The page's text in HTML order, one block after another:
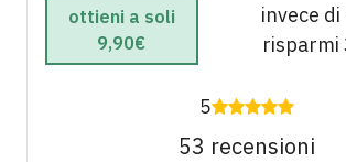
ottieni a soli
9,90€
invece
risparmi
5
53 recensioni